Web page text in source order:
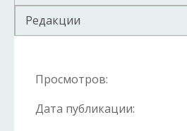
Редакции
Просмотров:
Дата публикации: